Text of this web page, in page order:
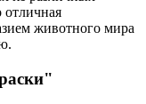
отличная
животного мира